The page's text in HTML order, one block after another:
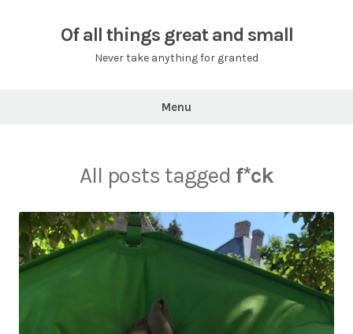
Of all things great and small
Never take anything for granted
Menu
All posts tagged f*ck